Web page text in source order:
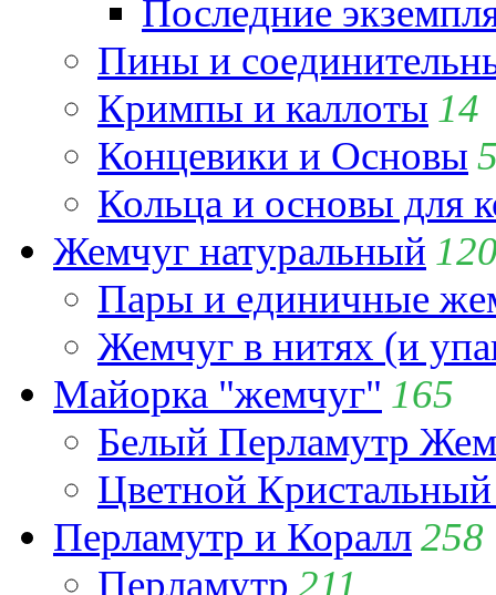
Последние
Пины и
Кримпы и каллоты 14
Концевики и Основы
Кольца и основы для
Жемчуг натуральный
Пары и единичные
Жемчуг в нитях (и
Майорка "жемчуг" 165
Белый Перламутр
Цветной
Перламутр и Коралл258
Перламутр 211